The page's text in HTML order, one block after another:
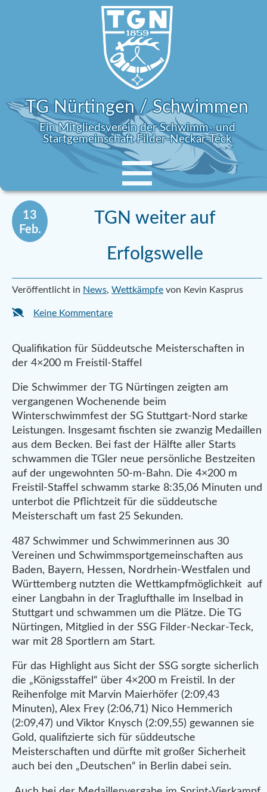
TG Nürtingen / Schwimmen
Ein Mitgliedsverein der Schwimm- und
Startgemeinschaft Filder-Neckar-Teck
13
Feb.
TGN weiter auf
Erfolgswelle
Veröffentlicht in News, Wettkämpfe von Kevin Kasprus
Keine Kommentare
Qualifikation für Süddeutsche Meisterschaften in
der 4×200 m Freistil-Staffel
Die Schwimmer der TG Nürtingen zeigten am
vergangenen Wochenende beim
Winterschwimmfest der SG Stuttgart-Nord starke
Leistungen. Insgesamt fischten sie zwanzig Medaillen
aus dem Becken. Bei fast der Hälfte aller Starts
schwammen die TGler neue persönliche Bestzeiten
auf der ungewohnten 50-m-Bahn. Die 4×200 m
Freistil-Staffel schwamm starke 8:35,06 Minuten und
unterbot die Pflichtzeit für die süddeutsche
Meisterschaft um fast 25 Sekunden.
487 Schwimmer und Schwimmerinnen aus 30
Vereinen und Schwimmsportgemeinschaften aus
Baden, Bayern, Hessen, Nordrhein-Westfalen und
Württemberg nutzten die Wettkampfmöglichkeit auf
einer Langbahn in der Traglufthalle im Inselbad in
Stuttgart und schwammen um die Plätze. Die TG
Nürtingen, Mitglied in der SSG Filder-Neckar-Teck,
war mit 28 Sportlern am Start.
Für das Highlight aus Sicht der SSG sorgte sicherlich
die „Königsstaffel“ über 4×200 m Freistil. In der
Reihenfolge mit Marvin Maierhöfer (2:09,43
Minuten), Alex Frey (2:06,71) Nico Hemmerich
(2:09,47) und Viktor Knysch (2:09,55) gewannen sie
Gold, qualifizierte sich für süddeutsche
Meisterschaften und dürfte mit großer Sicherheit
auch bei den „Deutschen“ in Berlin dabei sein.